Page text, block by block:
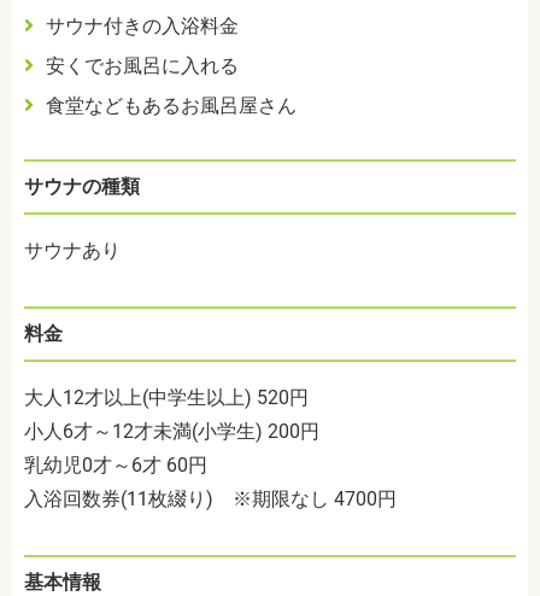
サウナ付きの入浴料金
安くでお風呂に入れる
食堂などもあるお風呂屋さん
サウナの種類
サウナあり
料金
大人12才以上(中学生以上) 520円
小人6才～12才未満(小学生) 200円
乳幼児0才～6才 60円
入浴回数券(11枚綴り) ※期限なし 4700円
基本情報